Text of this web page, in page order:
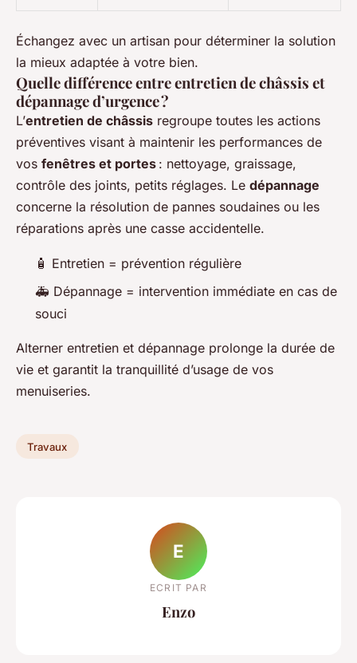
Échangez avec un artisan pour déterminer la solution
la mieux adaptée à votre bien.
Quelle différence entre entretien de châssis et
dépannage d’urgence ?
L’entretien de châssis regroupe toutes les actions
préventives visant à maintenir les performances de
vos fenêtres et portes : nettoyage, graissage,
contrôle des joints, petits réglages. Le dépannage
concerne la résolution de pannes soudaines ou les
réparations après une casse accidentelle.
🧴 Entretien = prévention régulière
🚑 Dépannage = intervention immédiate en cas de
souci
Alterner entretien et dépannage prolonge la durée de
vie et garantit la tranquillité d’usage de vos
menuiseries.
Travaux
E
ECRIT PAR
Enzo